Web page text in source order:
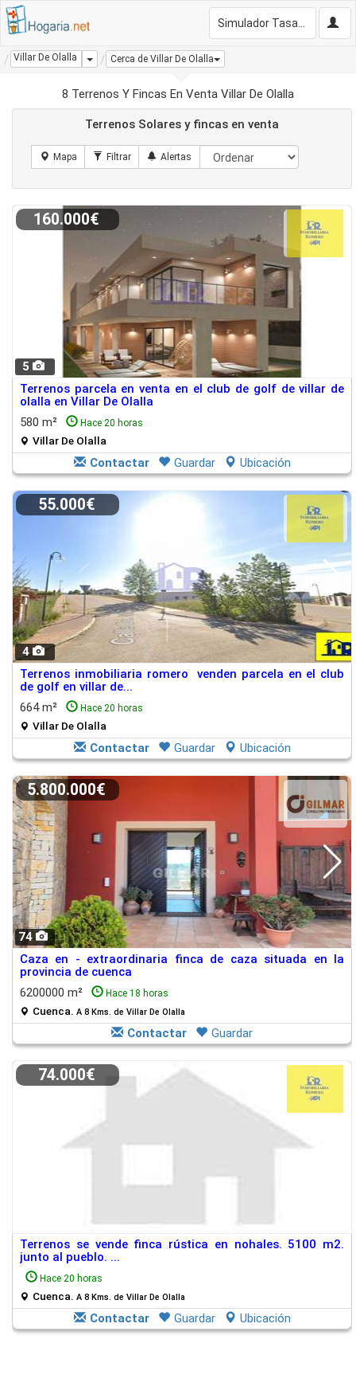
Villar De Olalla Dropdown
Cerca de Villar De Olalla
8 Terrenos Y Fincas En Venta Villar De Olalla
Terrenos Solares y fincas en venta
5
160.000€
Terrenos parcela en venta en el club de golf de villar de
olalla en Villar De Olalla
580 m²
Hace 20 horas
Villar De Olalla
Contactar Guardar Ubicación
4
55.000€
Terrenos inmobiliaria romero venden parcela en el club
de golf en villar de...
664 m²
Hace 20 horas
Villar De Olalla
Contactar Guardar Ubicación
74
5.800.000€
Caza en - extraordinaria finca de caza situada en la
provincia de cuenca
6200000 m²
Hace 18 horas
Cuenca. A 8 Kms. de Villar De Olalla
Contactar Guardar
74.000€
Terrenos se vende finca rústica en nohales. 5100 m2.
junto al pueblo. ...
Hace 20 horas
Cuenca. A 8 Kms. de Villar De Olalla
Contactar Guardar Ubicación